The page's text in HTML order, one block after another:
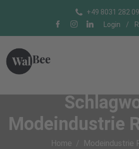
+49 8031 282
Login
/
Modeindustrie
Home Modeindustrie